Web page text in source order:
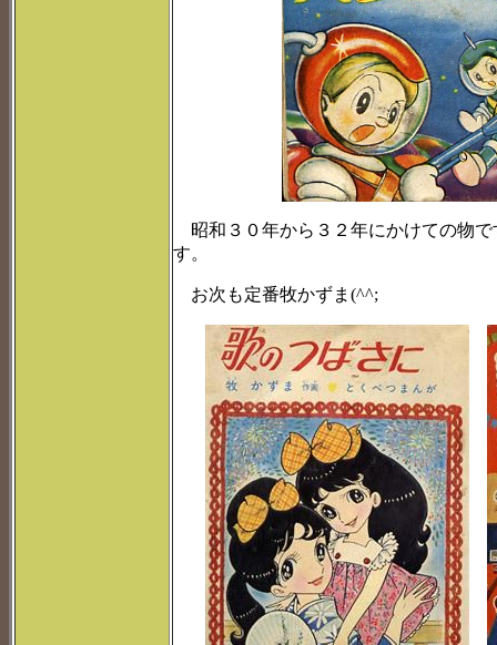
昭和３０年から３２年にかけての物
す。
お次も定番牧かずま(^^;